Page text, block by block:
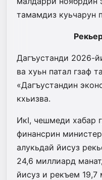
тамамдиз куьчарун
Дагъустанди 2026-
ва хуьн патал гзаф
«Дагъустандин
кхьизва.
ИкI, чешмеди хабар
финансрин
алукьдай йисуз
24,6 миллиард
йисуз и рекъем